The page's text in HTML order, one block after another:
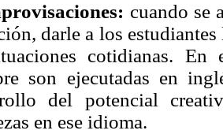
cuando se
darle a los
cotidianas.
son ejecutadas en
del potencial
en ese idioma.